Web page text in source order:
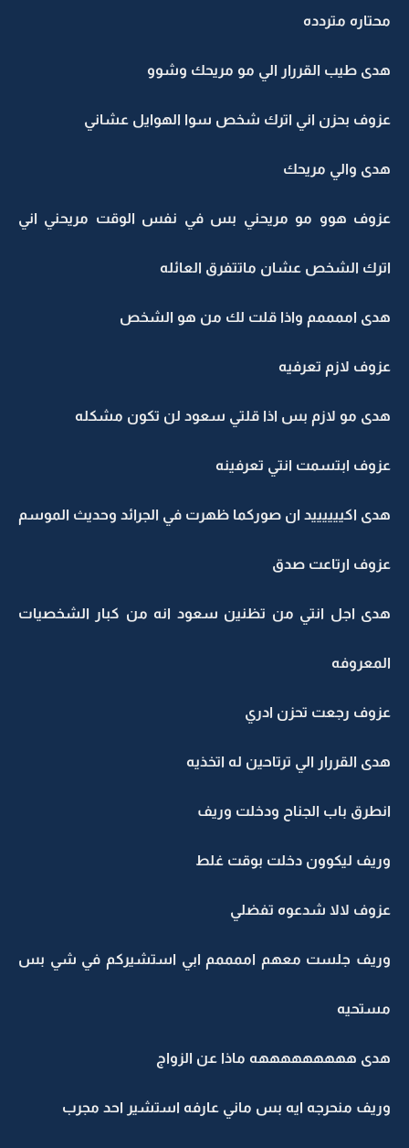
محتاره متردده
هدى طيب القررار الي مو مريحك وشوو
عزوف بحزن اني اترك شخص سوا الهوايل عشاني
هدى والي مريحك
عزوف هوو مو مريحني بس في نفس الوقت مريحني اني
اترك الشخص عشان ماتتفرق العائله
هدى اممممم واذا قلت لك من هو الشخص
عزوف لازم تعرفيه
هدى مو لازم بس اذا قلتي سعود لن تكون مشكله
عزوف ابتسمت انتي تعرفينه
هدى اكييييييد ان صوركما ظهرت في الجرائد وحديث الموسم
عزوف ارتاعت صدق
هدى اجل انتي من تظنين سعود انه من كبار الشخصيات
المعروفه
عزوف رجعت تحزن ادري
هدى القررار الي ترتاحين له اتخذيه
انطرق باب الجناح ودخلت وريف
وريف ليكوون دخلت بوقت غلط
عزوف لالا شدعوه تفضلي
وريف جلست معهم اممممم ابي استشيركم في شي بس
مستحيه
هدى هههههههههه ماذا عن الزواج
وريف منحرجه ايه بس ماني عارفه استشير احد مجرب